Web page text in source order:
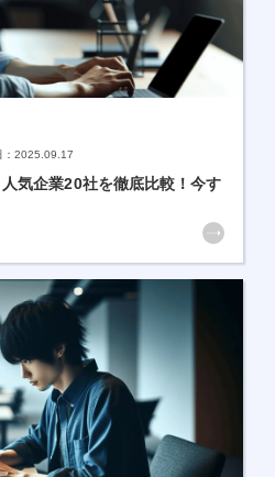
2025.09.17
人気企業20社を徹底比較！今す